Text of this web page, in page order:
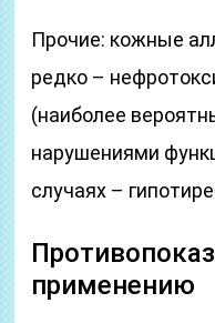
Прочие: кожные
редко –
(наиболее
нарушениями
случаях –
применению